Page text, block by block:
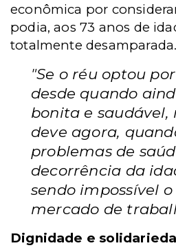
econômica por
podia, aos 73 anos de
totalmente desamparada.
"Se o réu optou
desde quando
bonita e
deve agora,
problemas de
decorrência da
sendo impossível
mercado de
Dignidade e